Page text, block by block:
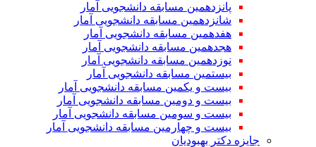
پانزدهمین مسابقه دانشجویی آمار
شانزدهمین مسابقه دانشجویی آمار
هفدهمین مسابقه دانشجویی آمار
هجدهمین مسابقه دانشجویی آمار
نوزدهمین مسابقه دانشجویی آمار
بیستمین مسابقه دانشجویی آمار
بیست و یکمین مسابقه دانشجویی آمار
بیست و دومین مسابقه دانشجویی آمار
بیست و سومین مسابقه دانشجویی آمار
بیست و چهارمین مسابقه دانشجویی آمار
جایزه دکتر بهبودیان